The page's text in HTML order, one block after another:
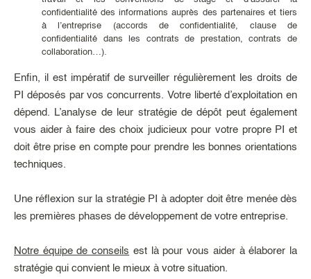
confidentialité des informations auprès des partenaires et tiers
à l’entreprise (accords de confidentialité, clause de
confidentialité dans les contrats de prestation, contrats de
collaboration…).
Enfin, il est impératif de surveiller régulièrement les droits de
PI déposés par vos concurrents. Votre liberté d’exploitation en
dépend. L’analyse de leur stratégie de dépôt peut également
vous aider à faire des choix judicieux pour votre propre PI et
doit être prise en compte pour prendre les bonnes orientations
techniques.
Une réflexion sur la stratégie PI à adopter doit être menée dès
les premières phases de développement de votre entreprise.
Notre équipe de conseils est là pour vous aider à élaborer la
stratégie qui convient le mieux à votre situation.